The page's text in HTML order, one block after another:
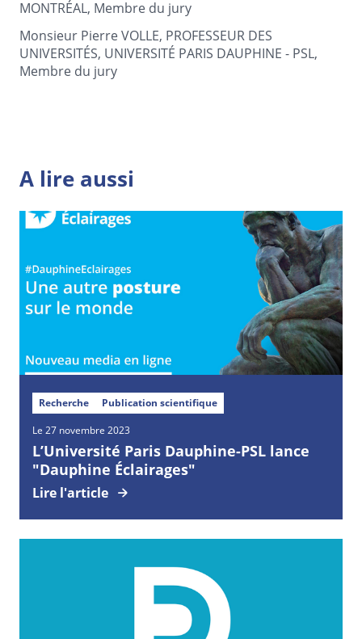
MONTRÉAL, Membre du jury
Monsieur Pierre VOLLE, PROFESSEUR DES
UNIVERSITÉS, UNIVERSITÉ PARIS DAUPHINE - PSL,
Membre du jury
A lire aussi
Recherche Publication scientifique
Le 27 novembre 2023
L’Université Paris Dauphine-PSL lance
"Dauphine Éclairages"
Lire l'article